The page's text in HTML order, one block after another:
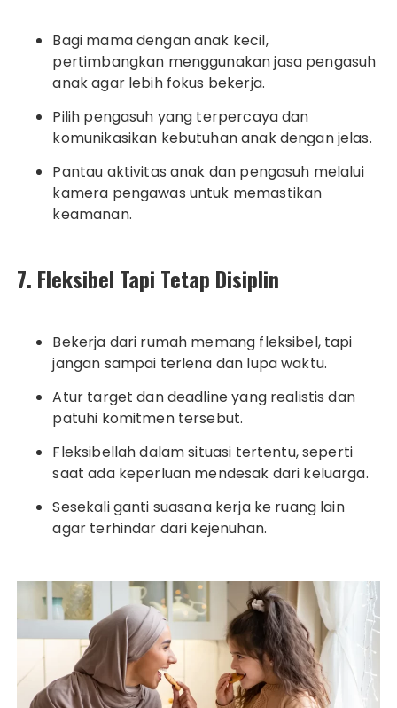
Bagi mama dengan anak kecil,
pertimbangkan menggunakan jasa pengasuh
anak agar lebih fokus bekerja.
Pilih pengasuh yang terpercaya dan
komunikasikan kebutuhan anak dengan jelas.
Pantau aktivitas anak dan pengasuh melalui
kamera pengawas untuk memastikan
keamanan.
7. Fleksibel Tapi Tetap Disiplin
Bekerja dari rumah memang fleksibel, tapi
jangan sampai terlena dan lupa waktu.
Atur target dan deadline yang realistis dan
patuhi komitmen tersebut.
Fleksibellah dalam situasi tertentu, seperti
saat ada keperluan mendesak dari keluarga.
Sesekali ganti suasana kerja ke ruang lain
agar terhindar dari kejenuhan.